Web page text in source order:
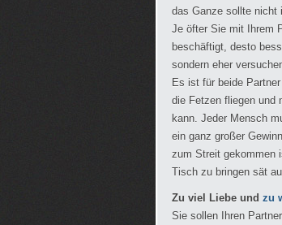
das Ganze sollte nicht
Je öfter Sie mit Ihrem
beschäftigt, desto
sondern eher
Es ist für beide
die Fetzen fliegen und
kann. Jeder Mensch
ein ganz großer
zum Streit gekommen
Tisch zu bringen sät
Zu viel Liebe und zu
Sie sollen Ihren